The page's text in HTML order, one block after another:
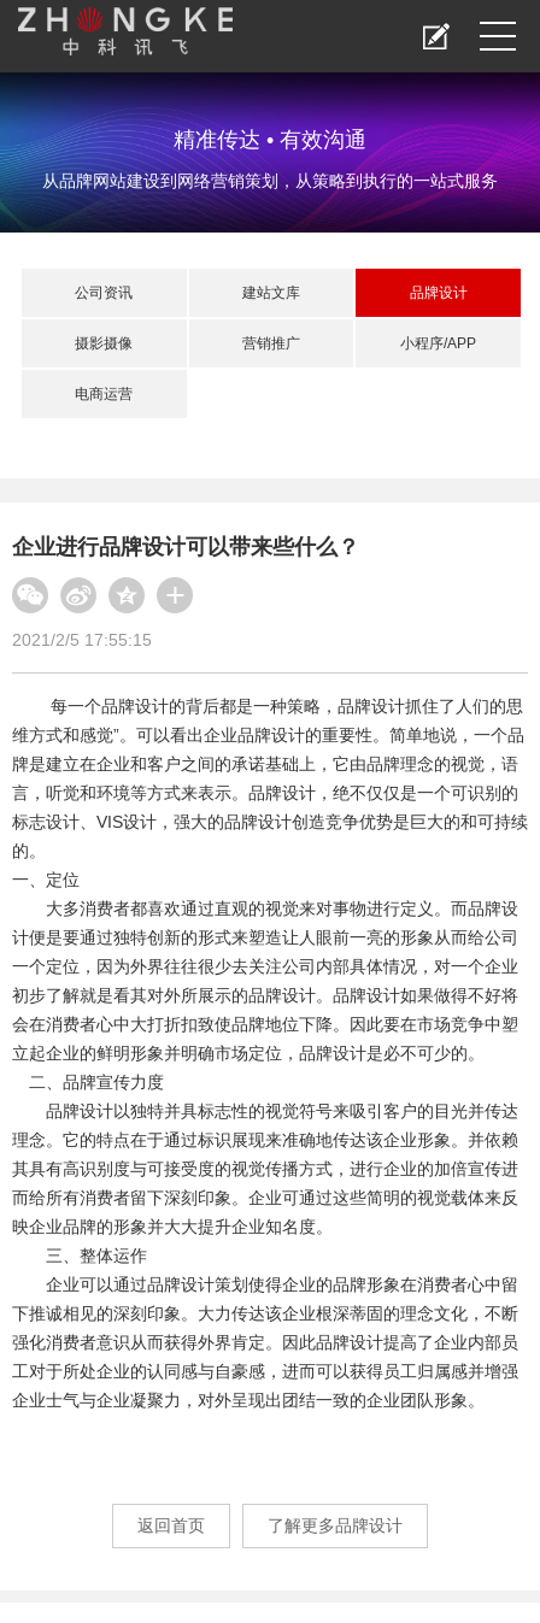
精准传达 • 有效沟通
从品牌网站建设到网络营销策划，从策略到执行的一站式服务
公司资讯 建站文库 品牌设计
摄影摄像 营销推广 小程序/APP
电商运营
企业进行品牌设计可以带来些什么？
2021/2/5 17:55:15
每一个品牌设计的背后都是一种策略，品牌设计抓住了人们的思
维方式和感觉”。可以看出企业品牌设计的重要性。简单地说，一个品
牌是建立在企业和客户之间的承诺基础上，它由品牌理念的视觉，语
言，听觉和环境等方式来表示。品牌设计，绝不仅仅是一个可识别的
标志设计、VIS设计，强大的品牌设计创造竞争优势是巨大的和可持续
的。
一、定位
大多消费者都喜欢通过直观的视觉来对事物进行定义。而品牌设
计便是要通过独特创新的形式来塑造让人眼前一亮的形象从而给公司
一个定位，因为外界往往很少去关注公司内部具体情况，对一个企业
初步了解就是看其对外所展示的品牌设计。品牌设计如果做得不好将
会在消费者心中大打折扣致使品牌地位下降。因此要在市场竞争中塑
立起企业的鲜明形象并明确市场定位，品牌设计是必不可少的。
二、品牌宣传力度
品牌设计以独特并具标志性的视觉符号来吸引客户的目光并传达
理念。它的特点在于通过标识展现来准确地传达该企业形象。并依赖
其具有高识别度与可接受度的视觉传播方式，进行企业的加倍宣传进
而给所有消费者留下深刻印象。企业可通过这些简明的视觉载体来反
映企业品牌的形象并大大提升企业知名度。
三、整体运作
企业可以通过品牌设计策划使得企业的品牌形象在消费者心中留
下推诚相见的深刻印象。大力传达该企业根深蒂固的理念文化，不断
强化消费者意识从而获得外界肯定。因此品牌设计提高了企业内部员
工对于所处企业的认同感与自豪感，进而可以获得员工归属感并增强
企业士气与企业凝聚力，对外呈现出团结一致的企业团队形象。
返回首页 了解更多品牌设计